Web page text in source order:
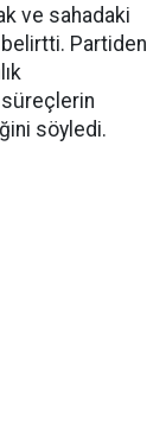
ve sahadaki
Partiden
süreçlerin
söyledi.